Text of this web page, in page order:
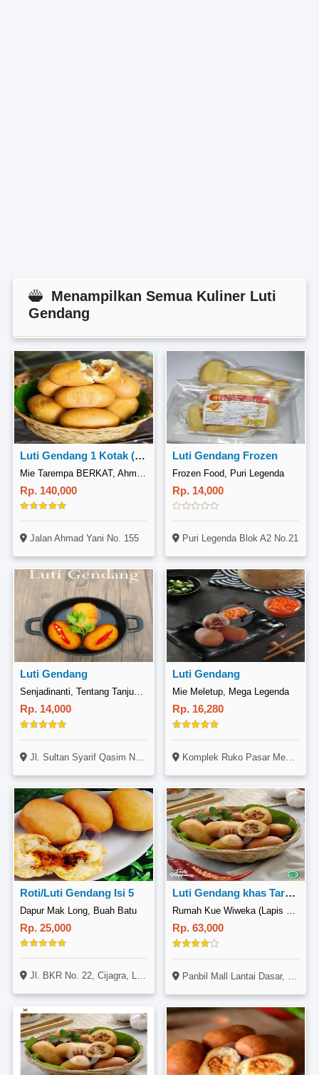
Menampilkan Semua Kuliner Luti
Gendang
Luti Gendang 1 Kotak (Isi 30 Biji)
Mie Tarempa BERKAT, Ahmad Yani, Pekanbaru Kota
Rp. 140,000
Jalan Ahmad Yani No. 155
Luti Gendang Frozen
Frozen Food, Puri Legenda
Rp. 14,000
Puri Legenda Blok A2 No.21
Luti Gendang
Senjadinanti, Tentang Tanjungpinang
Rp. 14,000
Jl. Sultan Syarif Qasim No. 142C
Luti Gendang
Mie Meletup, Mega Legenda
Rp. 16,280
Komplek Ruko Pasar Mega Legenda, Blok. B1, No. 2, Jl. Mega Legenda, Batam Kota, Batam
Roti/Luti Gendang Isi 5
Dapur Mak Long, Buah Batu
Rp. 25,000
Jl. BKR No. 22, Cijagra, Lengkong, Kota Bandung
Luti Gendang khas Tarempa isi 20pcs
Rp. 63,000
Panbil Mall Lantai Dasar, Jl. Ahmad Yani, Muka Kuning, Nongsa, Batam